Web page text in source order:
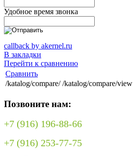
Удобное время звонка
callback by akernel.ru
В закладки
Перейти к сравнению
Сравнить
/katalog/compare/ /katalog/compare/view
Позвоните нам:
+7 (916) 196-88-66
+7 (916) 253-77-75